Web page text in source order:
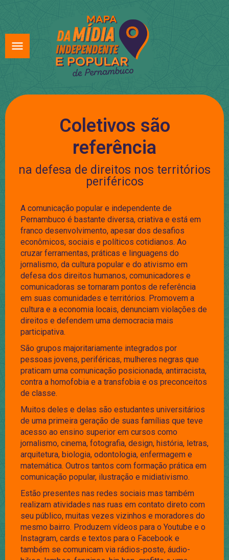
Coletivos são
referência
na defesa de direitos nos territórios
periféricos
A comunicação popular e independente de
Pernambuco é bastante diversa, criativa e está em
franco desenvolvimento, apesar dos desafios
econômicos, sociais e políticos cotidianos. Ao
cruzar ferramentas, práticas e linguagens do
jornalismo, da cultura popular e do ativismo em
defesa dos direitos humanos, comunicadores e
comunicadoras se tornaram pontos de referência
em suas comunidades e territórios. Promovem a
cultura e a economia locais, denunciam violações de
direitos e defendem uma democracia mais
participativa.
São grupos majoritariamente integrados por
pessoas jovens, periféricas, mulheres negras que
praticam uma comunicação posicionada, antirracista,
contra a homofobia e a transfobia e os preconceitos
de classe.
Muitos deles e delas são estudantes universitários
de uma primeira geração de suas famílias que teve
acesso ao ensino superior em cursos como
jornalismo, cinema, fotografia, design, história, letras,
arquitetura, biologia, odontologia, enfermagem e
matemática. Outros tantos com formação prática em
comunicação popular, ilustração e midiativismo.
Estão presentes nas redes sociais mas também
realizam atividades nas ruas em contato direto com
seu público, muitas vezes vizinhos e moradores do
mesmo bairro. Produzem vídeos para o Youtube e o
Instagram, cards e textos para o Facebook e
também se comunicam via rádios-poste, áudio-